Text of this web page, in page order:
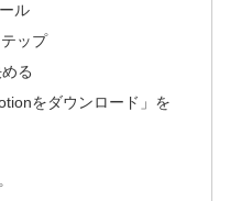
ル
ップ
る
をダウンロード」を